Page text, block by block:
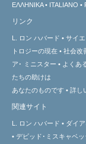
ΕΛΛΗΝΙΚA
ITALIANO
リンク
L. ロン ハバード サイ
トロジーの現在 社会改
ア･
ミニスター よくあ
たちの助けは
あなたのものです
詳し
関連サイト
L. ロン ハバード ダイ
デビッド･ミスキャベッ